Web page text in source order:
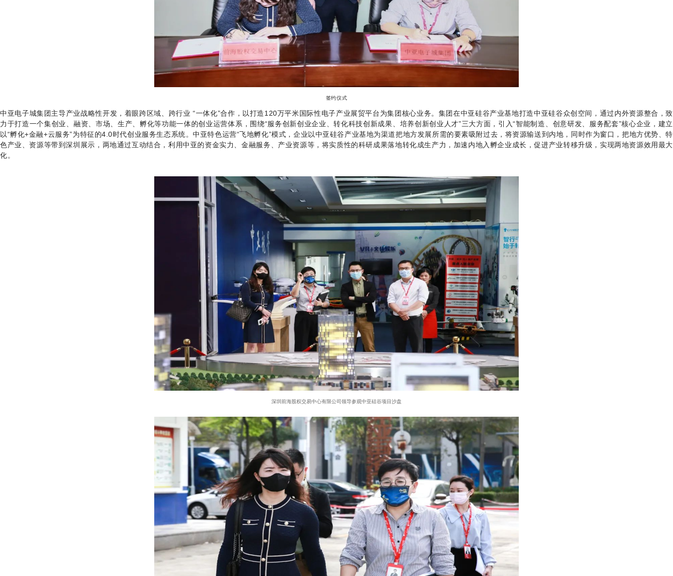
签约仪式
中亚电子城集团主导产业战略性开发，着眼跨区域、跨行业 “一体化”合作，以打造120万平米国际性电子产业展贸平台为集团核心业务。集团在中亚硅谷产业基地打造中亚硅谷众创空间，通过内外资源整合，致
力于打造一个集创业、融资、市场、生产、孵化等功能一体的创业运营体系，围绕“服务创新创业企业、转化科技创新成果、培养创新创业人才”三大方面，引入“智能制造、创意研发、服务配套”核心企业，建立
以“孵化+金融+云服务”为特征的4.0时代创业服务生态系统。中亚特色运营“飞地孵化”模式，企业以中亚硅谷产业基地为渠道把地方发展所需的要素吸附过去，将资源输送到内地，同时作为窗口，把地方优势、特
色产业、资源等带到深圳展示，两地通过互动结合，利用中亚的资金实力、金融服务、产业资源等，将实质性的科研成果落地转化成生产力，加速内地入孵企业成长，促进产业转移升级，实现两地资源效用最大
化。
深圳前海股权交易中心有限公司领导参观中亚硅谷项目沙盘